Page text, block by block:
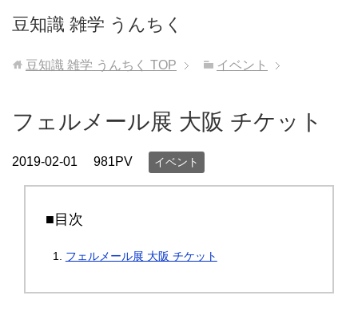
豆知識 雑学 うんちく
豆知識 雑学 うんちく TOP イベント
フェルメール展 大阪 チケット
2019-02-01 981PV イベント
■目次
フェルメール展 大阪 チケット